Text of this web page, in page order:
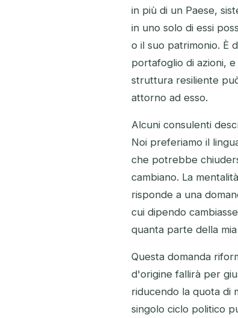
in più di un Paese,
in uno solo di essi
o il suo patrimonio. È
portafoglio di azioni,
struttura resiliente
attorno ad esso.
Alcuni consulenti
Noi preferiamo il
che potrebbe
cambiano. La
risponde a una
cui dipendo
quanta parte della
Questa domanda
d'origine fallirà per
riducendo la quota di
singolo ciclo politico